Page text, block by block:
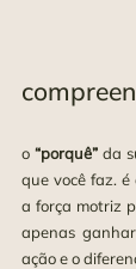
o “porquê” da
que você faz.
a força motriz
apenas
ação e o